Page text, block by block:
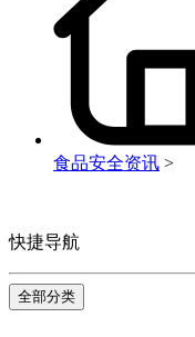
食品安全资讯 >
快捷导航
全部分类